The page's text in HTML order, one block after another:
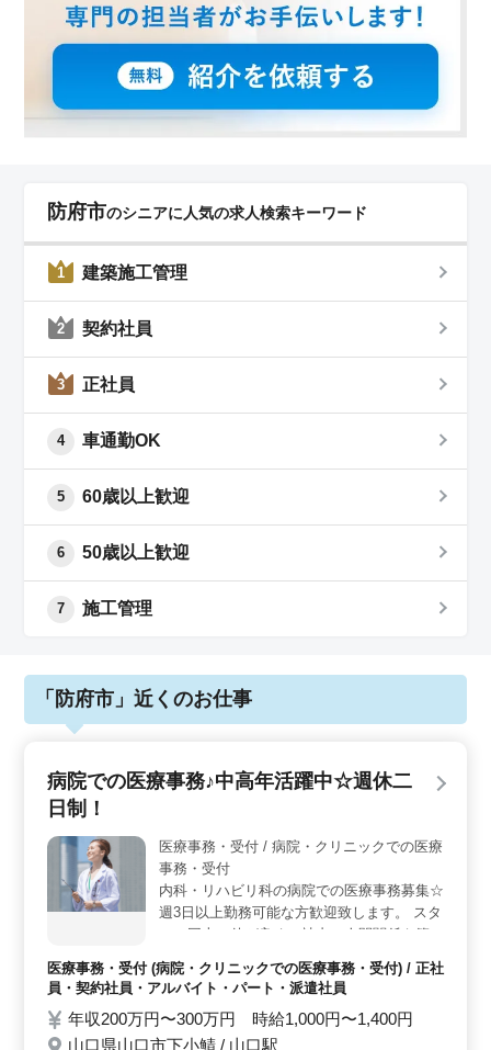
防府市のシニアに人気の求人検索キーワード
1 建築施工管理
2 契約社員
3 正社員
4 車通勤OK
5 60歳以上歓迎
6 50歳以上歓迎
7 施工管理
「防府市」近くのお仕事
病院での医療事務♪中高年活躍中☆週休二
日制！
医療事務・受付 / 病院・クリニックでの医療
事務・受付
内科・リハビリ科の病院での医療事務募集☆
週3日以上勤務可能な方歓迎致します。 スタ
ッフ同士の仲が良く、社内の人間関係も築き
やすい職場です！ 【業務内容】 ・受付、電
話対応、会計 ・カルテ作成 ・電子カルテ入
力 ・レセプト作成 ・診療補助 ＊正社員及び
アルバイト・パートの募集です！ ＊医療秘
書・医療クラーク・介護事務・病院受付等今
医療事務・受付 (病院・クリニックでの医療事務・受付) / 正社
員・契約社員・アルバイト・パート・派遣社員
年収200万円〜300万円 時給1,000円〜1,400円
山口県山口市下小鯖 / 山口駅